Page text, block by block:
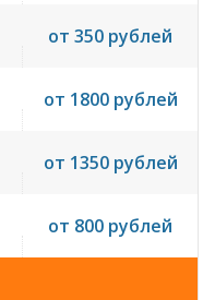
от 350 рублей
от 1800 рублей
от 1350 рублей
от 800 рублей